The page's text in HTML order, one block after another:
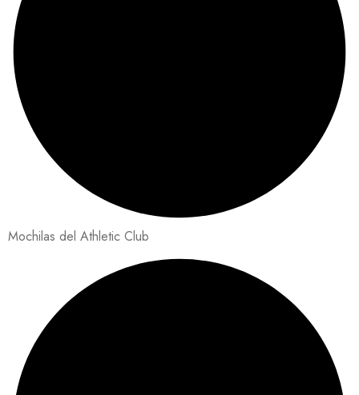
Mochilas del Athletic Club